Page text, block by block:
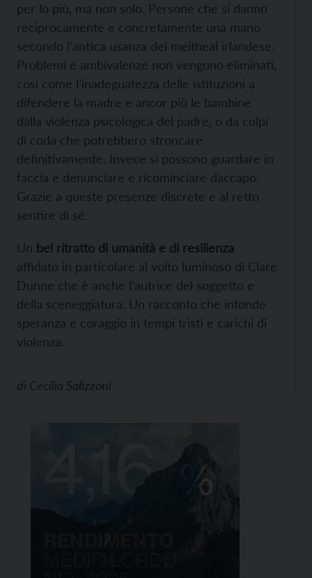
per lo più, ma non solo. Persone che si danno
reciprocamente e concretamente una mano
secondo l’antica usanza del meitheal irlandese.
Problemi e ambivalenze non vengono eliminati,
così come l’inadeguatezza delle istituzioni a
difendere la madre e ancor più le bambine
dalla violenza psicologica del padre, o da colpi
di coda che potrebbero stroncare
definitivamente. Invece si possono guardare in
faccia e denunciare e ricominciare daccapo.
Grazie a queste presenze discrete e al retto
sentire di sé.
Un bel ritratto di umanità e di resilienza
affidato in particolare al volto luminoso di Clare
Dunne che è anche l’autrice del soggetto e
della sceneggiatura. Un racconto che infonde
speranza e coraggio in tempi tristi e carichi di
violenza.
di Cecilia Salizzoni